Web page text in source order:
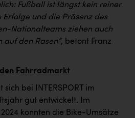
Fußball ist längst kein reiner
Erfolge und die Präsenz des
Nationalteams ziehen auch
den Rasen“, betont Franz
Fahrradmarkt
bei INTERSPORT im
gut entwickelt. Im
konnten die Bike-Umsätze